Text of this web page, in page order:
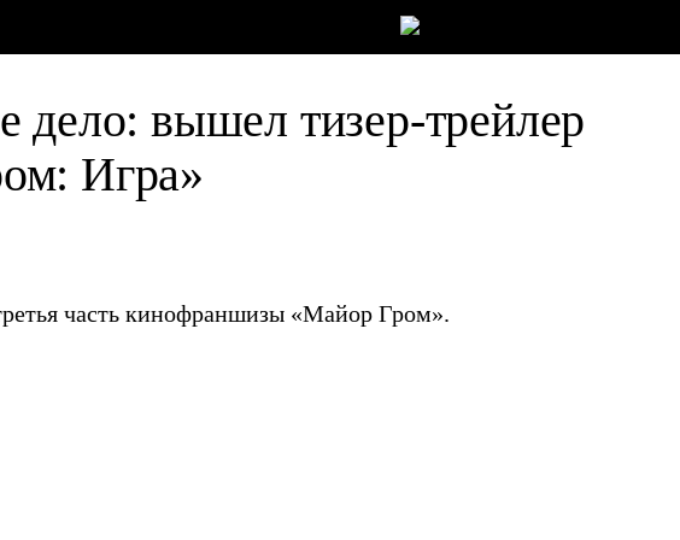
дело: вышел тизер-трейлер
Игра»
часть кинофраншизы «Майор Гром».